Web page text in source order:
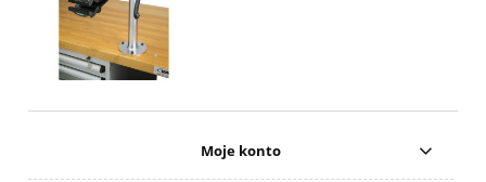
Moje konto